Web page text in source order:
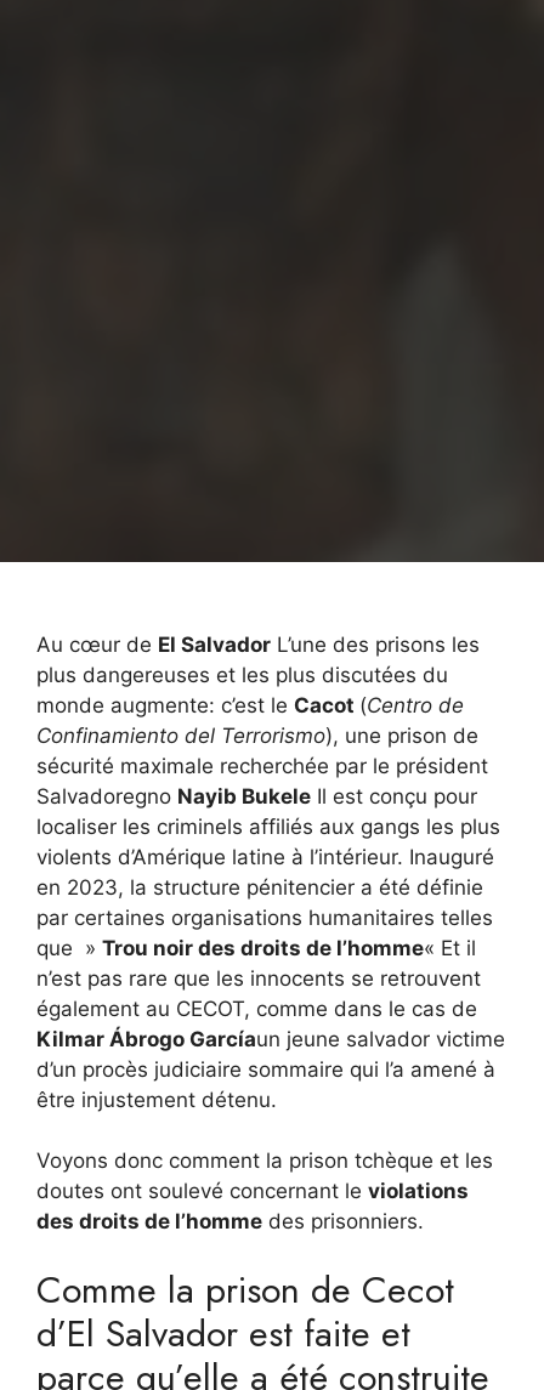
Au cœur de El Salvador L’une des prisons les
plus dangereuses et les plus discutées du
monde augmente: c’est le Cacot (Centro de
Confinamiento del Terrorismo), une prison de
sécurité maximale recherchée par le président
Salvadoregno Nayib Bukele Il est conçu pour
localiser les criminels affiliés aux gangs les plus
violents d’Amérique latine à l’intérieur. Inauguré
en 2023, la structure pénitencier a été définie
par certaines organisations humanitaires telles
que » Trou noir des droits de l’homme« Et il
n’est pas rare que les innocents se retrouvent
également au CECOT, comme dans le cas de
Kilmar Ábrogo Garcíaun jeune salvador victime
d’un procès judiciaire sommaire qui l’a amené à
être injustement détenu.
Voyons donc comment la prison tchèque et les
doutes ont soulevé concernant le violations
des droits de l’homme des prisonniers.
Comme la prison de Cecot
d’El Salvador est faite et
parce qu’elle a été construite